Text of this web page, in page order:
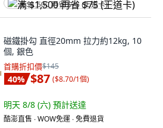
满 $1,500 再省 $75 (王道卡)
磁鐵掛勾 直徑20mm 拉力約12kg, 10
個, 銀色
首購折扣價$145
40% $87 ($8.70/1個)
明天 8/8 (六) 預計送達
酷澎直售 ∙ WOW免運 ∙ 免費退貨